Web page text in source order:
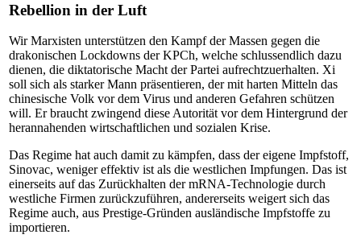
Rebellion in der Luft
Wir Marxisten unterstützen den Kampf der Massen gegen die
drakonischen Lockdowns der KPCh, welche schlussendlich dazu
dienen, die diktatorische Macht der Partei aufrechtzuerhalten. Xi
soll sich als starker Mann präsentieren, der mit harten Mitteln das
chinesische Volk vor dem Virus und anderen Gefahren schützen
will. Er braucht zwingend diese Autorität vor dem Hintergrund der
herannahenden wirtschaftlichen und sozialen Krise.
Das Regime hat auch damit zu kämpfen, dass der eigene Impfstoff,
Sinovac, weniger effektiv ist als die westlichen Impfungen. Das ist
einerseits auf das Zurückhalten der mRNA-Technologie durch
westliche Firmen zurückzuführen, andererseits weigert sich das
Regime auch, aus Prestige-Gründen ausländische Impfstoffe zu
importieren.